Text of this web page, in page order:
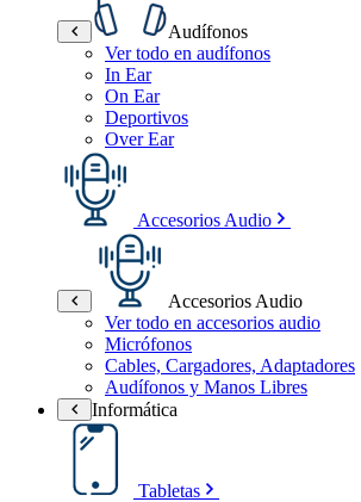
Audífonos
Ver todo en audífonos
In Ear
On Ear
Deportivos
Over Ear
Accesorios Audio
Accesorios Audio
Ver todo en accesorios audio
Micrófonos
Cables, Cargadores, Adaptadores
Audífonos y Manos Libres
Informática
Tabletas